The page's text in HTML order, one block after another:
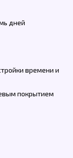
дней
времени и
покрытием